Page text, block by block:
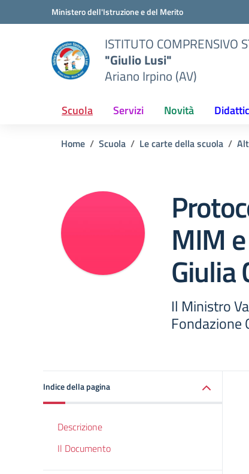
Vai ai contenuti
Vai al menu di navigazioneMinistero dell'Istruzione e del Merito
ISTITUTO COMPRENSIVO
"Giulio Lusi"
Ariano Irpino (AV)
Scuola Servizi Novità
Home Scuola Le carte della scuola
MIM
Giulia
Il Ministro
Fondazione
Indice della pagina
Descrizione
Il Documento